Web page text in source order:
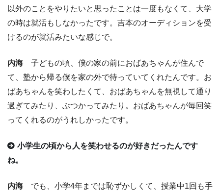
以外のことをやりたいと思ったことは一度もなくて、大学
の時は就活もしなかったです。吉本のオーディションを受
けるのが就活みたいな感じで。
内海 子どもの頃、僕の家の前におばあちゃんが住んで
て、塾から帰る僕を家の外で待っていてくれたんです。お
ばあちゃんを笑わしたくて、おばあちゃんを無視して通り
過ぎてみたり、ぶつかってみたり。おばあちゃんが毎回笑
ってくれるのがうれしかったです。
小学生の頃から人を笑わせるのが好きだったんです
ね。
内海 でも、小学4年までは恥ずかしくて、授業中1回も手